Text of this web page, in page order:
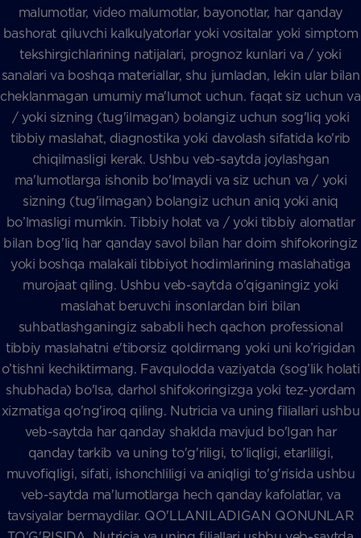
malumotlar, video malumotlar, bayonotlar, har qanday
bashorat qiluvchi kalkulyatorlar yoki vositalar yoki simptom
tekshirgichlarining natijalari, prognoz kunlari va / yoki
sanalari va boshqa materiallar, shu jumladan, lekin ular bilan
cheklanmagan umumiy ma'lumot uchun. faqat siz uchun va
/ yoki sizning (tug'ilmagan) bolangiz uchun sog'liq yoki
tibbiy maslahat, diagnostika yoki davolash sifatida ko'rib
chiqilmasligi kerak. Ushbu veb-saytda joylashgan
ma'lumotlarga ishonib bo'lmaydi va siz uchun va / yoki
sizning (tug'ilmagan) bolangiz uchun aniq yoki aniq
bo’lmasligi mumkin. Tibbiy holat va / yoki tibbiy alomatlar
bilan bog'liq har qanday savol bilan har doim shifokoringiz
yoki boshqa malakali tibbiyot hodimlarining maslahatiga
murojaat qiling. Ushbu veb-saytda o'qiganingiz yoki
maslahat beruvchi insonlardan biri bilan
suhbatlashganingiz sababli hech qachon professional
tibbiy maslahatni e'tiborsiz qoldirmang yoki uni ko’rigidan
o’tishni kechiktirmang. Favqulodda vaziyatda (sog’lik holati
shubhada) bo'lsa, darhol shifokoringizga yoki tez-yordam
xizmatiga qo'ng'iroq qiling. Nutricia va uning filiallari ushbu
veb-saytda har qanday shaklda mavjud bo'lgan har
qanday tarkib va uning to'g'riligi, to'liqligi, etarliligi,
muvofiqligi, sifati, ishonchliligi va aniqligi to'g'risida ushbu
veb-saytda ma'lumotlarga hech qanday kafolatlar, va
tavsiyalar bermaydilar. QO'LLANILADIGAN QONUNLAR